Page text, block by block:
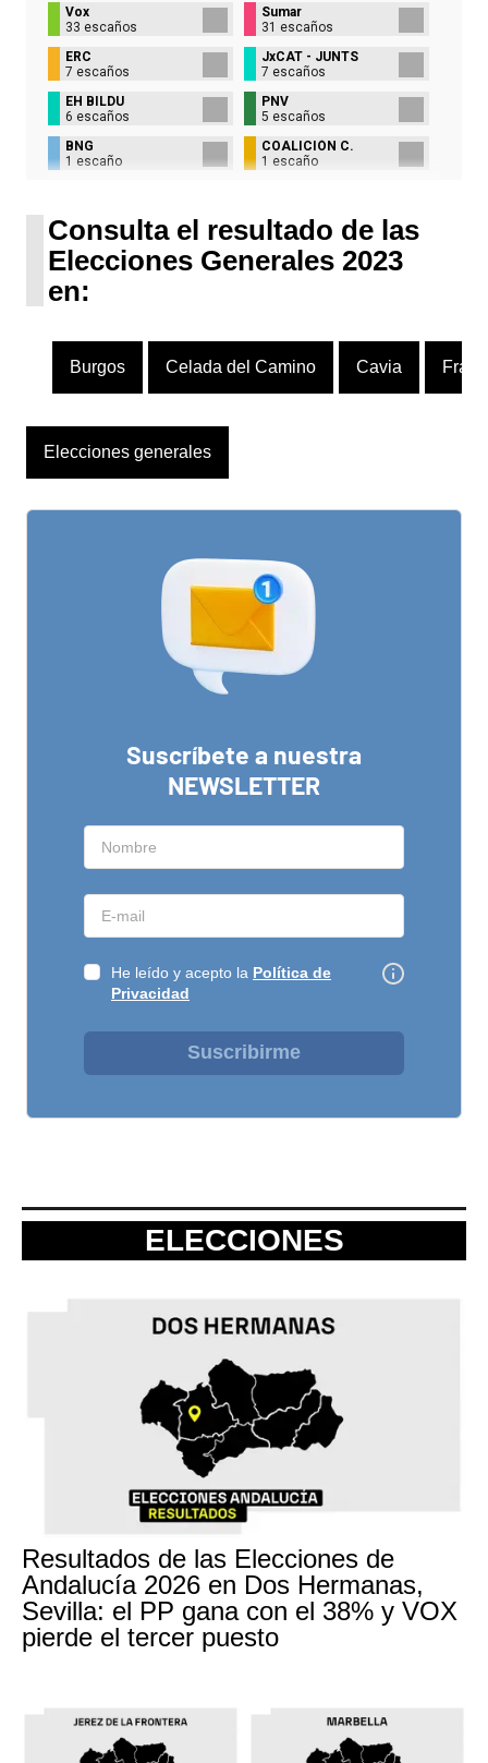
Vox
33 escaños
Sumar
31 escaños
ERC
7 escaños
JxCAT - JUNTS
7 escaños
EH BILDU
6 escaños
PNV
5 escaños
BNG
1 escaño
COALICIÓN C.
1 escaño
Consulta el resultado de las
Elecciones Generales 2023
en:
Burgos Celada del Camino Cavia
Elecciones generales
Suscríbete a nuestra
NEWSLETTER
He leído y acepto la Política de
Privacidad
Suscribirme
ELECCIONES
Resultados de las Elecciones de
Andalucía 2026 en Dos Hermanas,
Sevilla: el PP gana con el 38% y VOX
pierde el tercer puesto